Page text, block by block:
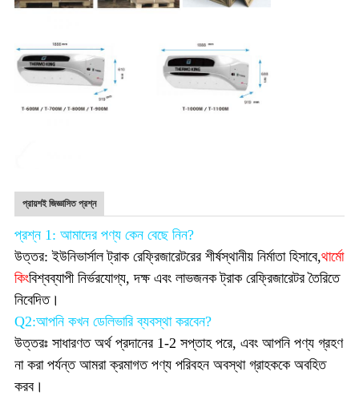
প্রায়শই জিজ্ঞাসিত প্রশ্ন
প্রশ্ন 1: আমাদের পণ্য কেন বেছে নিন?
উত্তর: ইউনিভার্সাল ট্রাক রেফ্রিজারেটরের শীর্ষস্থানীয় নির্মাতা হিসাবে,থার্মো
কিংবিশ্বব্যাপী নির্ভরযোগ্য, দক্ষ এবং লাভজনক ট্রাক রেফ্রিজারেটর তৈরিতে
নিবেদিত।
Q2:আপনি কখন ডেলিভারি ব্যবস্থা করবেন?
উত্তরঃ সাধারণত অর্থ প্রদানের 1-2 সপ্তাহ পরে, এবং আপনি পণ্য গ্রহণ
না করা পর্যন্ত আমরা ক্রমাগত পণ্য পরিবহন অবস্থা গ্রাহককে অবহিত
করব।